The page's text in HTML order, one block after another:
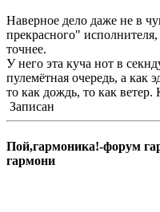
Наверное дело даже не в
прекрасного"
точнее.
У него эта куча нот в
пулемётная очередь, а как
то как дождь, то как ветер.
Записан
Пой,гармоника!-форум
гармони